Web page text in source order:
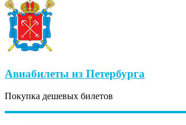
Авиабилеты из Петербурга
Покупка дешевых билетов